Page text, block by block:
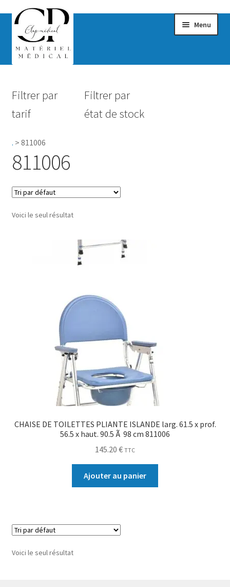
Menu
Hygiène
Accessoires Salle de bain
Filtrer par
tarif
Filtrer par
état de stock
. > 811006
811006
Voici le seul résultat
CHAISE DE TOILETTES PLIANTE ISLANDE larg. 61.5 x prof.
56.5 x haut. 90.5 Ã 98 cm 811006
145.20 € TTC
Ajouter au panier
Voici le seul résultat